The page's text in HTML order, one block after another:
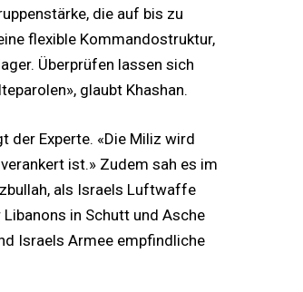
die auf bis zu
flexible Kommandostruktur,
Überprüfen lassen sich
glaubt Khashan.
der Experte. «Die Miliz wird
ist.» Zudem sah es im
als Israels Luftwaffe
in Schutt und Asche
Israels Armee empfindliche